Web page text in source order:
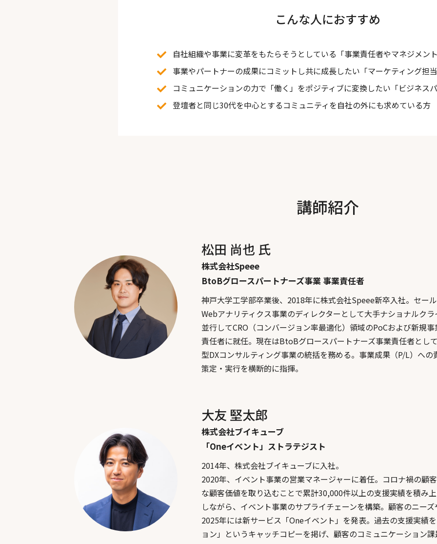
こんな人におすすめ
自社組織や事業に変革をもたらそうとしている「事業責任者やマネジメント
事業やパートナーの成果にコミットし共に成長したい「マーケティング担当
コミュニケーションの力で「働く」をポジティブに変換したい「ビジネスパ
登壇者と同じ30代を中心とするコミュニティを自社の外にも求めている方
講師紹介
松田 尚也 氏
株式会社Speee
BtoBグロースパートナーズ事業 事業責任者
神戸大学工学部卒業後、2018年に株式会社Speee新卒入社。セー
Webアナリティクス事業のディレクターとして大手ナショナルク
並行してCRO（コンバージョン率最適化）領域のPoCおよび新規
責任者に就任。現在はBtoBグロースパートナーズ事業責任者とし
型DXコンサルティング事業の統括を務める。事業成果（P/L）へ
策定・実行を横断的に指揮。
大友 堅太郎
株式会社ブイキューブ
「Oneイベント」ストラテジスト
2014年、株式会社ブイキューブに入社。
2020年、イベント事業の営業マネージャーに着任。コロナ禍の顧
な顧客価値を取り込むことで累計30,000件以上の支援実績を積み
しながら、イベント事業のサプライチェーンを構築。顧客のニー
2025年には新サービス「Oneイベント」を発表。過去の支援実績
ョン」というキャッチコピーを掲げ、顧客のコミュニケーション